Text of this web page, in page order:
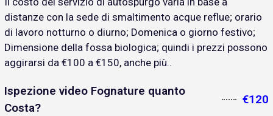
distanze con la sede di smaltimento acque reflue; orario
di lavoro notturno o diurno; Domenica o giorno festivo;
Dimensione della fossa biologica; quindi i prezzi possono
aggirarsi da €100 a €150, anche più..
Ispezione video Fognature quanto
Costa?
€120